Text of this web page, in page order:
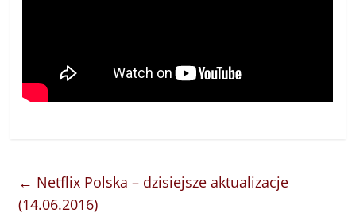
← Netflix Polska – dzisiejsze aktualizacje
(14.06.2016)